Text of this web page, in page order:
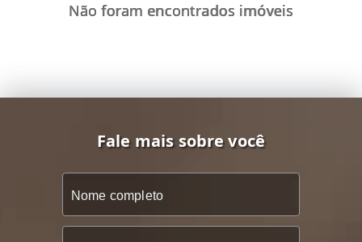
Não foram encontrados imóveis
Fale mais sobre você